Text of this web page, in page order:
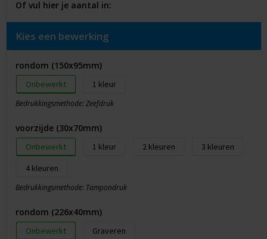
Of vul hier je aantal in:
Kies een bewerking
rondom (150x95mm)
Onbewerkt 1
Bedrukkingsmethode: Zeefdruk
voorzijde (30x70mm)
Onbewerkt 1 2
3
4
Bedrukkingsmethode: Tampondruk
rondom (226x40mm)
Onbewerkt Graveren